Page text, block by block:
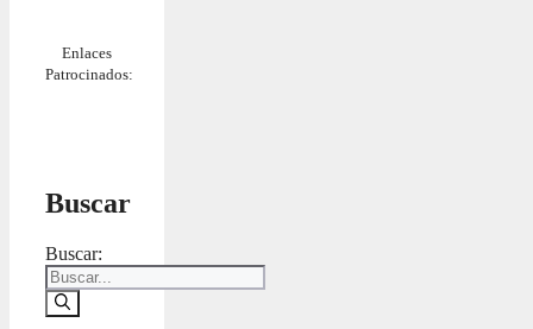
Enlaces
Patrocinados:
Buscar
Buscar: